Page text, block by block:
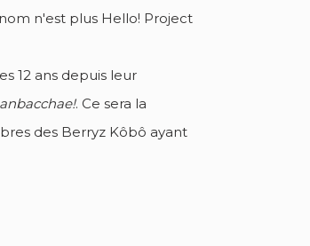
n'est plus Hello! Project
12 ans depuis leur
. Ce sera la
des Berryz Kôbô ayant